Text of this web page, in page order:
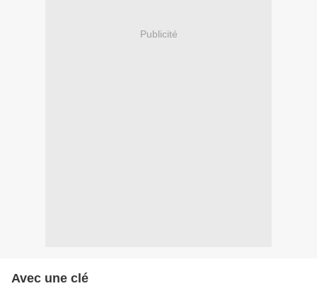
Publicité
Avec une clé